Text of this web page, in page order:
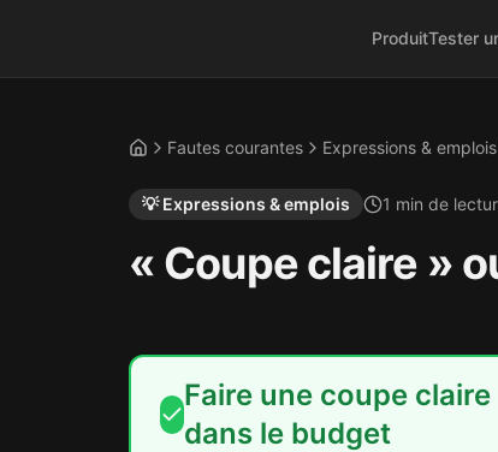
ProduitTester
AccueilFautes courantes Expressions & emplois
💡 Expressions & emplois 1 min de
« Coupe claire »
Faire une coupe claire
dans le budget